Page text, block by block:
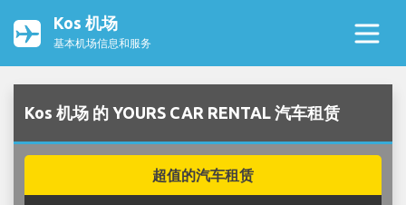
Kos 机场
基本机场信息和服务
Kos 机场 的 YOURS CAR RENTAL 汽车租赁
超值的汽车租赁